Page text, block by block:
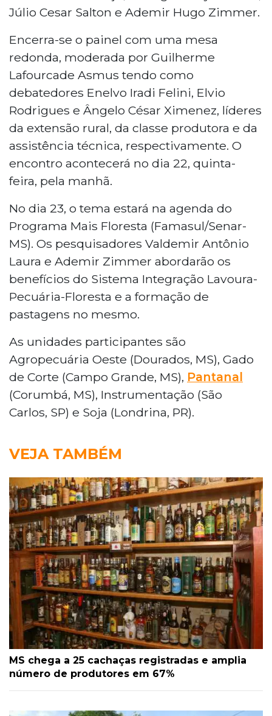
Júlio Cesar Salton e Ademir Hugo Zimmer.
Encerra-se o painel com uma mesa
redonda, moderada por Guilherme
Lafourcade Asmus tendo como
debatedores Enelvo Iradi Felini, Elvio
Rodrigues e Ângelo César Ximenez, líderes
da extensão rural, da classe produtora e da
assistência técnica, respectivamente. O
encontro acontecerá no dia 22, quinta-
feira, pela manhã.
No dia 23, o tema estará na agenda do
Programa Mais Floresta (Famasul/Senar-
MS). Os pesquisadores Valdemir Antônio
Laura e Ademir Zimmer abordarão os
benefícios do Sistema Integração Lavoura-
Pecuária-Floresta e a formação de
pastagens no mesmo.
As unidades participantes são
Agropecuária Oeste (Dourados, MS), Gado
de Corte (Campo Grande, MS), Pantanal
(Corumbá, MS), Instrumentação (São
Carlos, SP) e Soja (Londrina, PR).
VEJA TAMBÉM
MS chega a 25 cachaças registradas e amplia
número de produtores em 67%